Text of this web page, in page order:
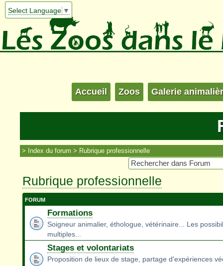
Select Language ▼
Accueil Zoos Galerie
Index du forum Rubrique professionnelle
Rubrique professionnelle
FORUM
Formations
Soigneur animalier, éthologue, vétérinaire... Les
multiples...
Stages et volontariats
Proposition de lieux de stage, partage d'expériences